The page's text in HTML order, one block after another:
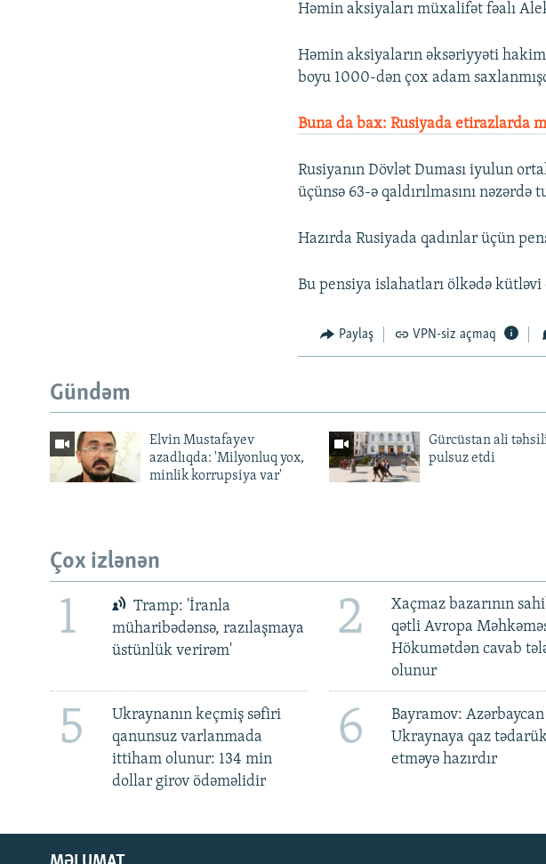
Həmin aksiyaları müxalifət fəalı
Həmin aksiyaların əksəriyyəti
boyu 1000-dən çox adam
Buna da bax: Rusiyada etirazlarda
Rusiyanın Dövlət Duması iyulun
üçünsə 63-ə qaldırılmasını
Hazırda Rusiyada qadınlar üçün
Bu pensiya islahatları ölkədə
Paylaş VPN-siz açmaq
Gündəm
Elvin Mustafayev
azadlıqda: 'Milyonluq yox,
minlik korrupsiya var'
Gürcüstan ali
pulsuz etdi
Çox izlənən
1
Tramp: 'İranla
müharibədənsə, razılaşmaya
üstünlük verirəm'
2
Xaçmaz bazarının
qətli Avropa
Hökumətdən cavab
olunur
5
Ukraynanın keçmiş səfiri
qanunsuz varlanmada
ittiham olunur: 134 min
dollar girov ödəməlidir
6
Bayramov: Azərbaycan
Ukraynaya qaz
etməyə hazırdır